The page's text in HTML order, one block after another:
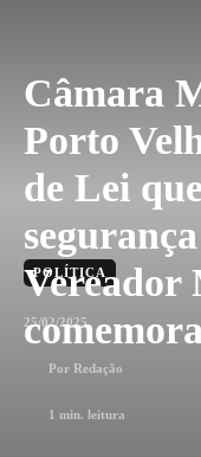
Câmara
Porto
de Lei
Vereador
POLÍTICA
25/02/2025
Por Redação
1 min. leitura